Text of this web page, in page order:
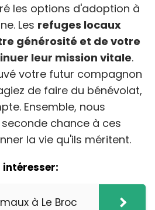
les options d'adoption à
Les refuges locaux
générosité et de votre
leur mission vitale.
votre futur compagnon
de faire du bénévolat,
Ensemble, nous
chance à ces
la vie qu'ils méritent.
à Le Broc